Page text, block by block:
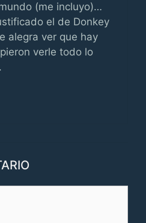
(me incluyo)…
el de Donkey
alegra ver que hay
verle todo lo